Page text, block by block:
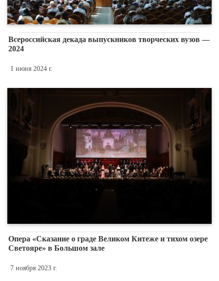
Всероссийская декада выпускников творческих вузов —
2024
1 июня 2024 г.
Опера «Сказание о граде Великом Китеже и тихом озере
Светояре» в Большом зале
7 ноября 2023 г.